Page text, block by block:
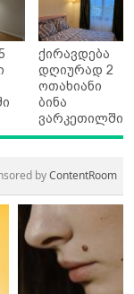
ქირავდება
დღიურად 2
ოთახიანი
ბინა
ვარკეთილში
byContentRoom